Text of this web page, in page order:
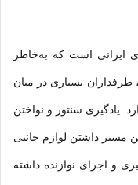
ایرانی است که به‌خاطر
بسیاری در میان
یادگیری سنتور و نواختن
مسیر داشتن لوازم جانبی
و اجرای نوازنده داشته